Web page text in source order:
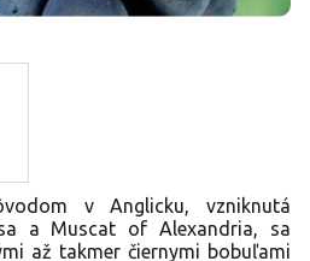
v Anglicku, vzniknutá
a Muscat of Alexandria, sa
až takmer čiernymi bobuľami